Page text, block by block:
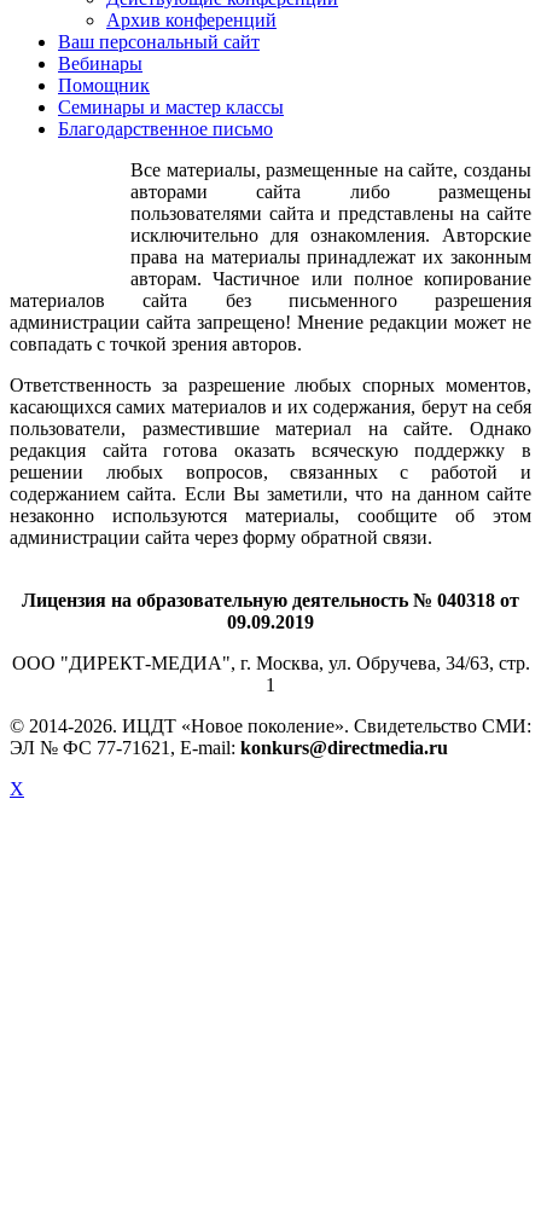
Действующие конференции
Архив конференций
Ваш персональный сайт
Вебинары
Помощник
Семинары и мастер классы
Благодарственное письмо
Все материалы, размещенные на сайте, созданы
авторами сайта либо размещены
пользователями сайта и представлены на сайте
исключительно для ознакомления. Авторские
права на материалы принадлежат их законным
авторам. Частичное или полное копирование
материалов сайта без письменного разрешения
администрации сайта запрещено! Мнение редакции может не
совпадать с точкой зрения авторов.
Ответственность за разрешение любых спорных моментов,
касающихся самих материалов и их содержания, берут на себя
пользователи, разместившие материал на сайте. Однако
редакция сайта готова оказать всяческую поддержку в
решении любых вопросов, связанных с работой и
содержанием сайта. Если Вы заметили, что на данном сайте
незаконно используются материалы, сообщите об этом
администрации сайта через форму обратной связи.
Лицензия на образовательную деятельность № 040318 от
09.09.2019
ООО "ДИРЕКТ-МЕДИА", г. Москва, ул. Обручева, 34/63, стр.
1
© 2014-2026. ИЦДТ «Новое поколение». Свидетельство СМИ:
ЭЛ № ФС 77-71621, E-mail: konkurs@directmedia.ru
X